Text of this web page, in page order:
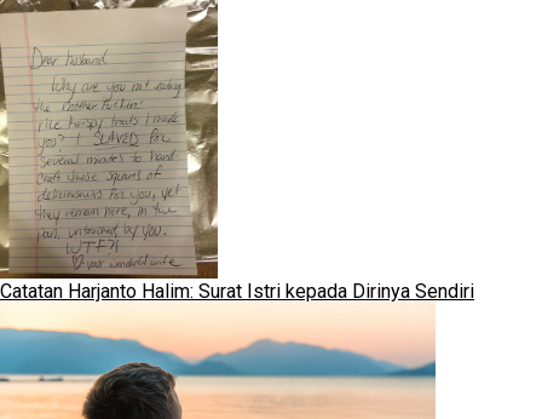
Catatan Harjanto Halim: Surat Istri kepada Dirinya Sendiri